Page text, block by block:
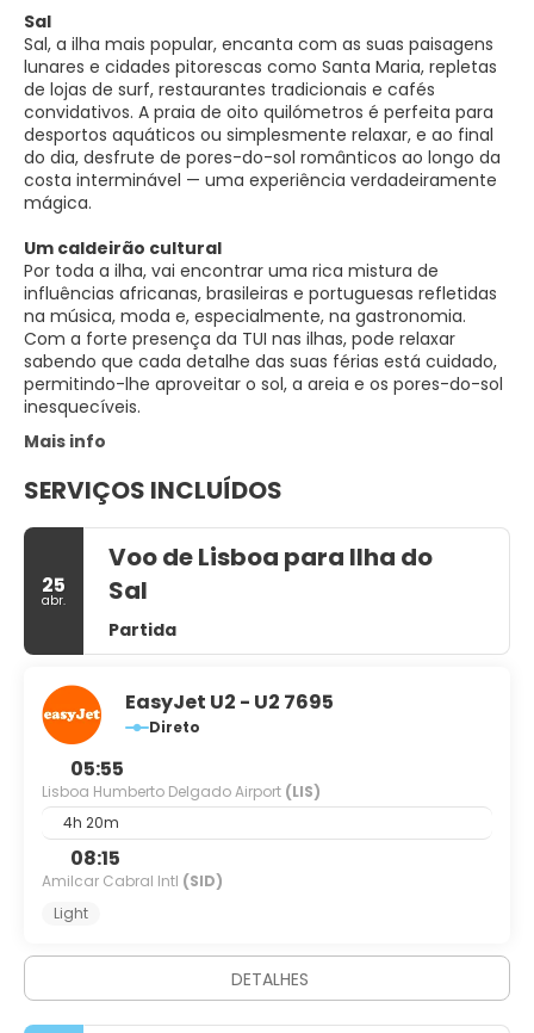
Sal
Sal, a ilha mais popular, encanta com as suas paisagens
lunares e cidades pitorescas como Santa Maria, repletas
de lojas de surf, restaurantes tradicionais e cafés
convidativos. A praia de oito quilómetros é perfeita para
desportos aquáticos ou simplesmente relaxar, e ao final
do dia, desfrute de pores-do-sol românticos ao longo da
costa interminável — uma experiência verdadeiramente
mágica.
Um caldeirão cultural
Por toda a ilha, vai encontrar uma rica mistura de
influências africanas, brasileiras e portuguesas refletidas
na música, moda e, especialmente, na gastronomia.
Com a forte presença da TUI nas ilhas, pode relaxar
sabendo que cada detalhe das suas férias está cuidado,
permitindo-lhe aproveitar o sol, a areia e os pores-do-sol
inesquecíveis.
Mais info
SERVIÇOS INCLUÍDOS
25
abr.
Voo de Lisboa para Ilha do
Sal
Partida
EasyJet U2 - U2 7695
Direto
05:55
Lisboa Humberto Delgado Airport (LIS)
4h 20m
08:15
Amilcar Cabral Intl (SID)
Light
DETALHES